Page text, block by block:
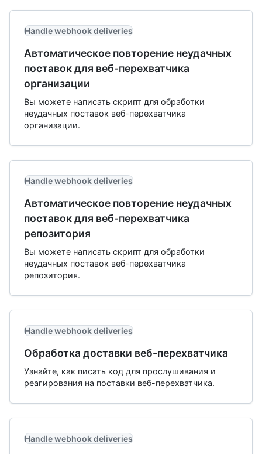
Handle webhook deliveries
Автоматическое повторение неудачных
поставок для веб-перехватчика
организации
Вы можете написать скрипт для обработки
неудачных поставок веб-перехватчика
организации.
Handle webhook deliveries
Автоматическое повторение неудачных
поставок для веб-перехватчика
репозитория
Вы можете написать скрипт для обработки
неудачных поставок веб-перехватчика
репозитория.
Handle webhook deliveries
Обработка доставки веб-перехватчика
Узнайте, как писать код для прослушивания и
реагирования на поставки веб-перехватчика.
Handle webhook deliveries